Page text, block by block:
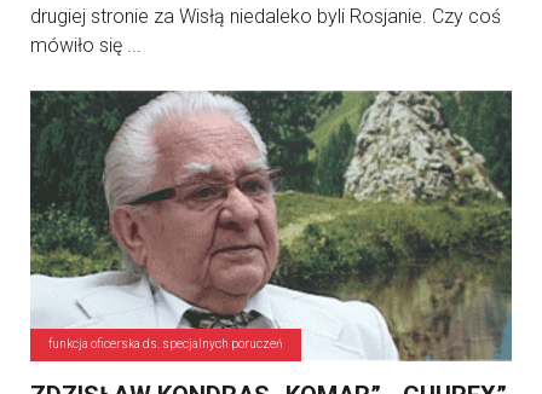
drugiej stronie za Wisłą niedaleko byli Rosjanie. Czy coś
mówiło się ...
funkcja oficerska ds. specjalnych poruczeń